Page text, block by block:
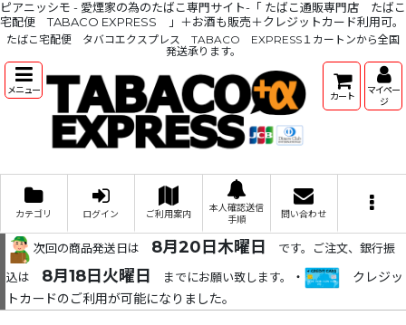
ピアニッシモ - 愛煙家の為のたばこ専門サイト-「 たばこ通販専門店 たばこ
宅配便 TABACO EXPRESS 」＋お酒も販売＋クレジットカード利用可。
たばこ宅配便 タバコエクスプレス TABACO EXPRESS１カートンから全国
発送承ります。
メニュー カート
マイペー
ジ
カテゴリ ログイン ご利用案内
本人確認送信
手順
問い合わせ
次回の商品発送日は 8月20日木曜日
です。ご注文、銀行振
込は
8月18日火曜日 までにお願い致します。 ・
クレジッ
トカードのご利用が可能になりました。